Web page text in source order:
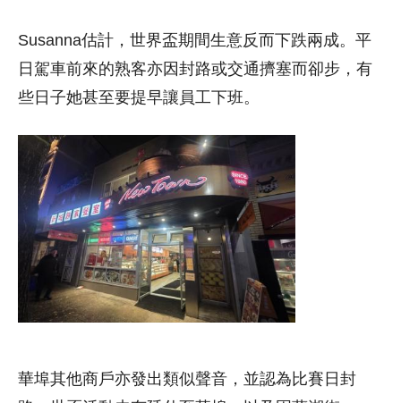
Susanna估計，世界盃期間生意反而下跌兩成。平
日駕車前來的熟客亦因封路或交通擠塞而卻步，有
些日子她甚至要提早讓員工下班。
華埠其他商戶亦發出類似聲音，並認為比賽日封